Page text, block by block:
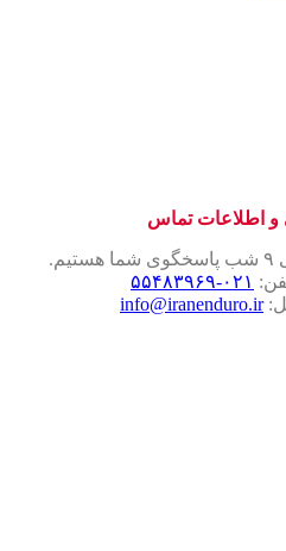
اطلاعات تماس
۰۲۱-۵۵۴۸۳۹۶۹
info@iranenduro.ir